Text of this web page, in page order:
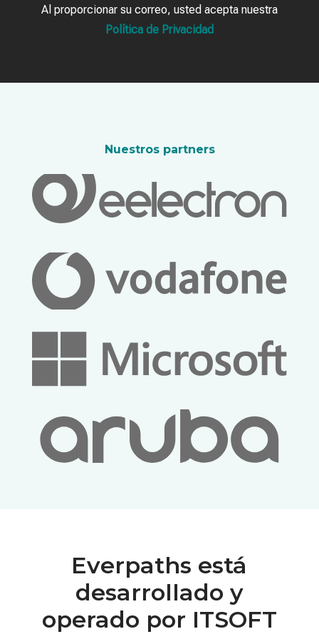
Al proporcionar su correo, usted acepta nuestra
Política de Privacidad
Nuestros partners
Everpaths está
desarrollado y
operado por ITSOFT